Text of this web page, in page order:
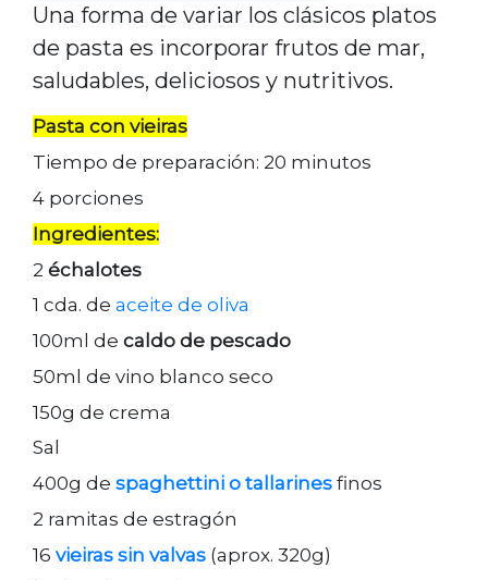
Una forma de variar los clásicos platos
de pasta es incorporar frutos de mar,
saludables, deliciosos y nutritivos.
Pasta con vieiras
Tiempo de preparación: 20 minutos
4 porciones
Ingredientes:
2 échalotes
1 cda. de aceite de oliva
100ml de caldo de pescado
50ml de vino blanco seco
150g de crema
Sal
400g de spaghettini o tallarines finos
2 ramitas de estragón
16 vieiras sin valvas (aprox. 320g)